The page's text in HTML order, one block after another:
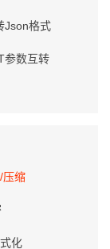
Json格式
参数互转
压缩
化